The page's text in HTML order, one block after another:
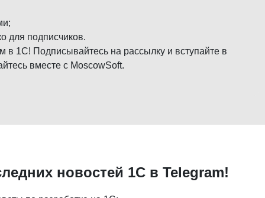
для подписчиков.
в 1С! Подписывайтесь на рассылку и вступайте в
вместе с MoscowSoft.
новостей 1С в Telegram!